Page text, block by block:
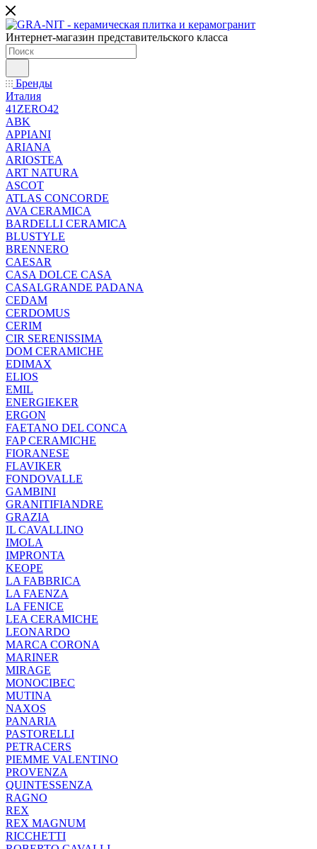
Интернет-магазин представительского класса
Бренды
Италия
41ZERO42
ABK
APPIANI
ARIANA
ARIOSTEA
ART NATURA
ASCOT
ATLAS CONCORDE
AVA CERAMICA
BARDELLI CERAMICA
BLUSTYLE
BRENNERO
CAESAR
CASA DOLCE CASA
CASALGRANDE PADANA
CEDAM
CERDOMUS
CERIM
CIR SERENISSIMA
DOM CERAMICHE
EDIMAX
ELIOS
EMIL
ENERGIEKER
ERGON
FAETANO DEL CONCA
FAP CERAMICHE
FIORANESE
FLAVIKER
FONDOVALLE
GAMBINI
GRANITIFIANDRE
GRAZIA
IL CAVALLINO
IMOLA
IMPRONTA
KEOPE
LA FABBRICA
LA FAENZA
LA FENICE
LEA CERAMICHE
LEONARDO
MARCA CORONA
MARINER
MIRAGE
MONOCIBEC
MUTINA
NAXOS
PANARIA
PASTORELLI
PETRACERS
PIEMME VALENTINO
PROVENZA
QUINTESSENZA
RAGNO
REX
REX MAGNUM
RICCHETTI